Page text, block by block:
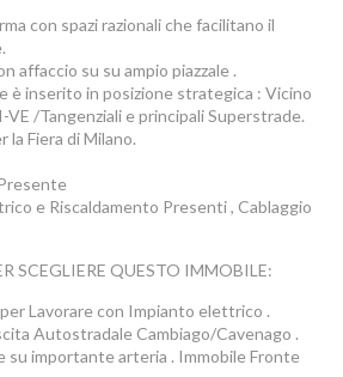
con spazi razionali che facilitano il
affaccio su su ampio piazzale .
è inserito in posizione strategica : Vicino
/Tangenziali e principali Superstrade.
Fiera di Milano.
e Riscaldamento Presenti , Cablaggio
SCEGLIERE QUESTO IMMOBILE:
Lavorare con Impianto elettrico .
Autostradale Cambiago/Cavenago .
su importante arteria . Immobile Fronte